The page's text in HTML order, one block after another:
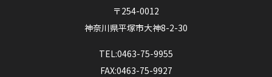
〒254-0012
神奈川県平塚市大神8-2-30
TEL:0463-75-9955
FAX:0463-75-9927